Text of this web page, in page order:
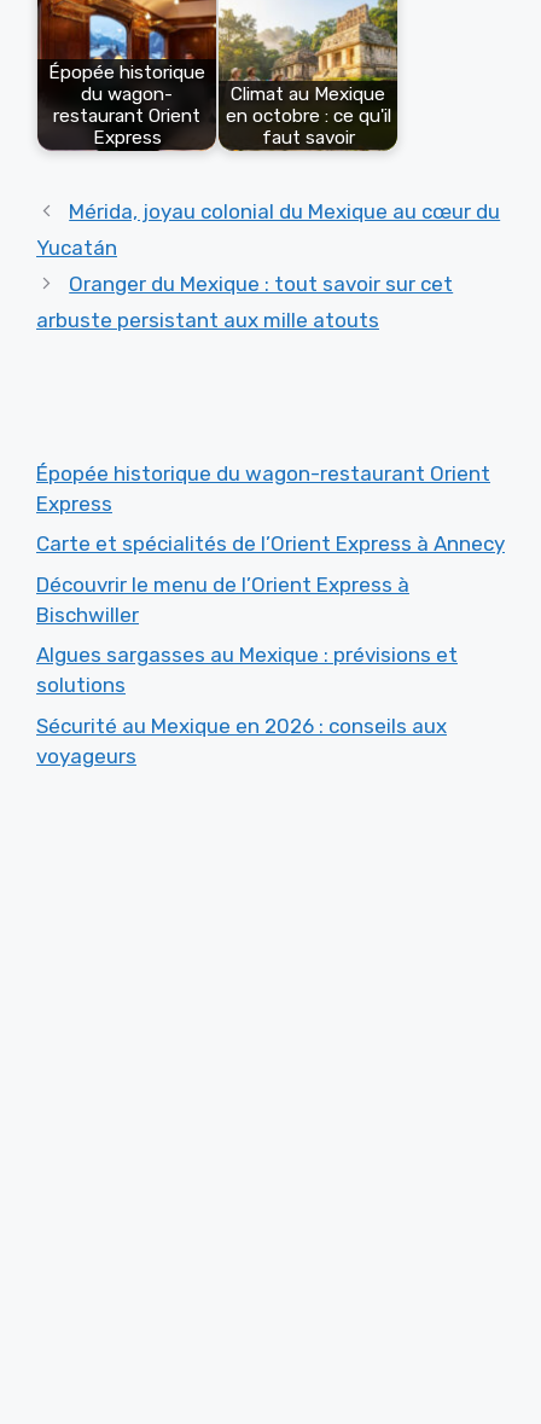
Épopée historique
du wagon-
restaurant Orient
Express
Climat au Mexique
en octobre : ce qu'il
faut savoir
Mérida, joyau colonial du Mexique au cœur du
Yucatán
Oranger du Mexique : tout savoir sur cet
arbuste persistant aux mille atouts
Épopée historique du wagon-restaurant Orient
Express
Carte et spécialités de l’Orient Express à Annecy
Découvrir le menu de l’Orient Express à
Bischwiller
Algues sargasses au Mexique : prévisions et
solutions
Sécurité au Mexique en 2026 : conseils aux
voyageurs